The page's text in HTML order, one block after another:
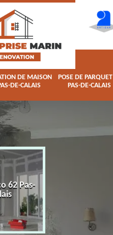
DE MAISON
DE-CALAIS
POSE DE
PAS-DE-CALAIS
62 Pas-
Rénovation